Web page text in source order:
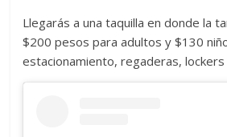
Llegarás a una taquilla en donde la
$200 pesos para adultos y $130
estacionamiento, regaderas,